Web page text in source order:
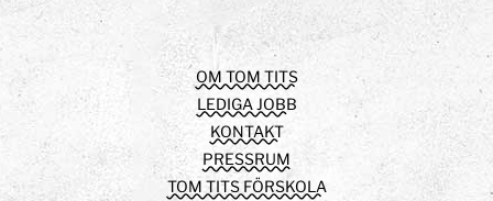
FacebookInstagram
Youtube
OM TOM TITS
LEDIGA JOBB
KONTAKT
PRESSRUM
TOM TITS FÖRSKOLA